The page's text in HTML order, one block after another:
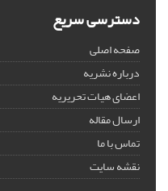
دسترسی سریع
صفحه اصلی
درباره نشریه
اعضای هیات تحریریه
ارسال مقاله
تماس با ما
نقشه سایت